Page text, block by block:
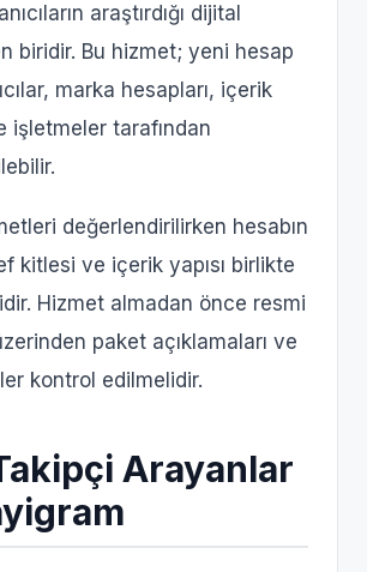
araştırdığı dijital
biridir. Bu hizmet; yeni hesap
marka hesapları, içerik
işletmeler tarafından
değerlendirilirken hesabın
kitlesi ve içerik yapısı birlikte
Hizmet almadan önce resmi
paket açıklamaları ve
kontrol edilmelidir.
Arayanlar